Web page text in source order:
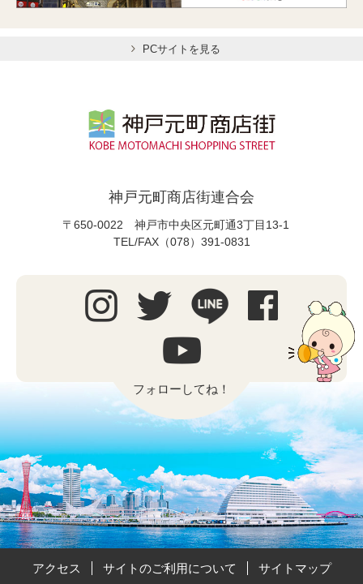
PCサイトを見る
神戸元町商店街連合会
〒650-0022 神戸市中央区元町通3丁目13-1
TEL/FAX（078）391-0831
フォローしてね！
アクセス サイトのご利用について サイトマップ